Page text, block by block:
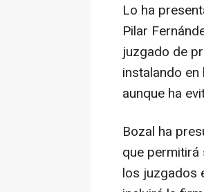
Lo ha
Pilar
juzgado de
instalando
aunque ha
Bozal ha
que permitirá
los juzgados